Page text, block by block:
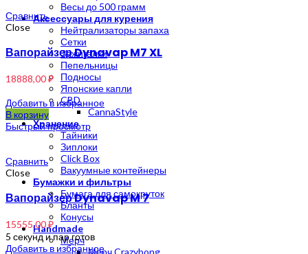
Весы до 500 грамм
Аксессуары для курения
Нейтрализаторы запаха
Сетки
Зажигалки
Пепельницы
Подносы
Японские капли
CBD
CannaStyle
Хранение
Тайники
Зиплоки
Click Box
Вакуумные контейнеры
Бумажки и фильтры
Бумага для самокруток
Бланты
Конусы
Handmade
Мерч
Мерч Crazybong
Сравнить
Close
Вапорайзер Dynavap M7 XL
18888,00₽
Добавить в избранное
В корзину
Быстрый просмотр
Сравнить
Close
Вапорайзер Dynavap M 7
15555,00₽
5 секунд и пар готов
Добавить в избранное